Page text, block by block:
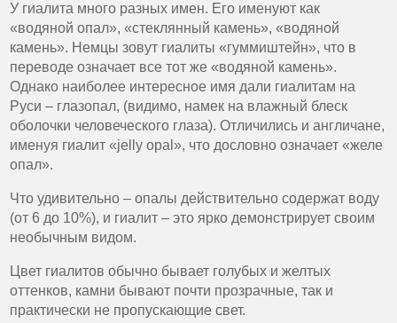
У гиалита много разных имен. Его именуют как
«водяной опал», «стеклянный камень», «водяной
камень». Немцы зовут гиалиты «гуммиштейн», что в
переводе означает все тот же «водяной камень».
Однако наиболее интересное имя дали гиалитам на
Руси – глазопал, (видимо, намек на влажный блеск
оболочки человеческого глаза). Отличились и англичане,
именуя гиалит «jelly opal», что дословно означает «желе
опал».
Что удивительно – опалы действительно содержат воду
(от 6 до 10%), и гиалит – это ярко демонстрирует своим
необычным видом.
Цвет гиалитов обычно бывает голубых и желтых
оттенков, камни бывают почти прозрачные, так и
практически не пропускающие свет.